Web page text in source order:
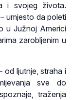
i svojeg života.
umjesto da poleti
u Južnoj Americi
zarobljenim u
od ljutnje, straha i
sve do
traženja